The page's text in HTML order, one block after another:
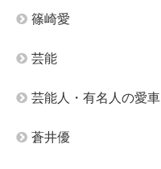
篠崎愛
芸能
芸能人・有名人の愛車
蒼井優